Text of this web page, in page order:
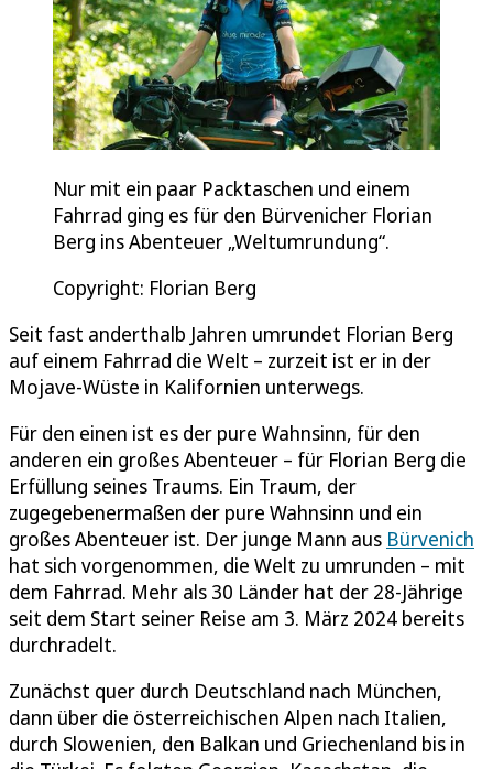
Nur mit ein paar Packtaschen und einem
Fahrrad ging es für den Bürvenicher Florian
Berg ins Abenteuer „Weltumrundung“.
Copyright: Florian Berg
Seit fast anderthalb Jahren umrundet Florian Berg
auf einem Fahrrad die Welt – zurzeit ist er in der
Mojave-Wüste in Kalifornien unterwegs.
Für den einen ist es der pure Wahnsinn, für den
anderen ein großes Abenteuer – für Florian Berg die
Erfüllung seines Traums. Ein Traum, der
zugegebenermaßen der pure Wahnsinn und ein
großes Abenteuer ist. Der junge Mann aus Bürvenich
hat sich vorgenommen, die Welt zu umrunden – mit
dem Fahrrad. Mehr als 30 Länder hat der 28-Jährige
seit dem Start seiner Reise am 3. März 2024 bereits
durchradelt.
Zunächst quer durch Deutschland nach München,
dann über die österreichischen Alpen nach Italien,
durch Slowenien, den Balkan und Griechenland bis in